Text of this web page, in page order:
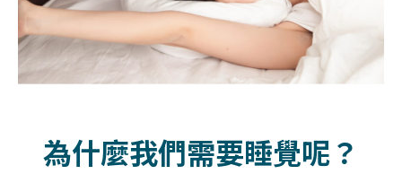
為什麼我們需要睡覺呢？